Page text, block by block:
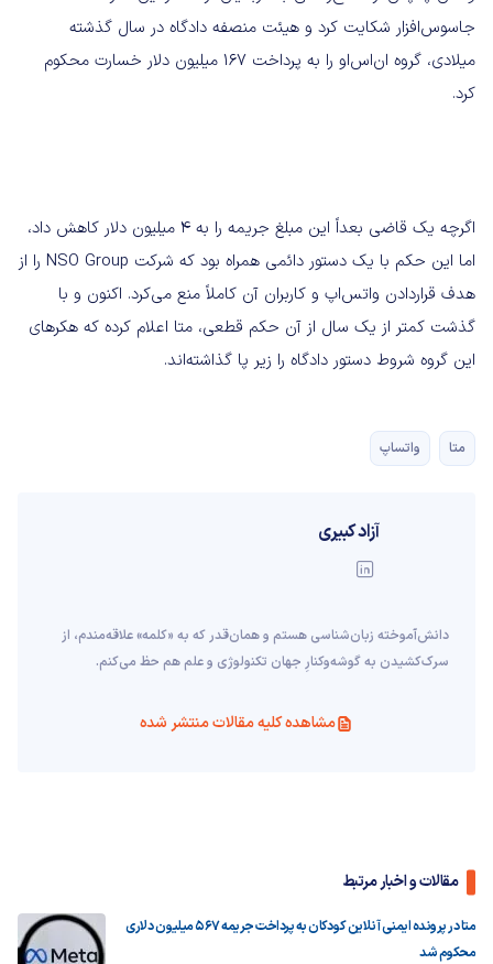
جاسوس‌افزار شکایت کرد و هیئت منصفه دادگاه در سال گذشته
میلادی، گروه ان‌اس‌او را به پرداخت ۱۶۷ میلیون دلار خسارت محکوم
کرد.
اگرچه یک قاضی بعداً این مبلغ جریمه را به ۴ میلیون دلار کاهش داد،
اما این حکم با یک دستور دائمی همراه بود که شرکت NSO Group را از
هدف قراردادن واتس‌اپ و کاربران آن کاملاً منع می‌کرد. اکنون و با
گذشت کمتر از یک سال از آن حکم قطعی، متا اعلام کرده که هکرهای
این گروه شروط دستور دادگاه را زیر پا گذاشته‌اند.
متا واتساپ
آزاد کبیری
دانش‌آموخته‌ زبان‌شناسی‌ هستم و همان‌قدر که به «کلمه» علاقه‌مندم، از
سرک‌کشیدن به گوشه‌وکنارِ جهان تکنولوژی و علم هم حظ می‌کنم.
مشاهده کلیه مقالات منتشر شده
مقالات و اخبار مرتبط
متا در پرونده ایمنی آنلاین کودکان به پرداخت جریمه ۵۶۷ میلیون دلاری
محکوم شد